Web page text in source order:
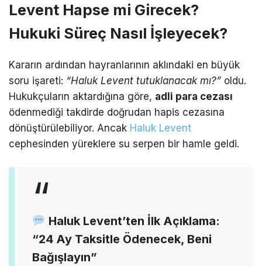
Levent Hapse mi Girecek?
Hukuki Süreç Nasıl İşleyecek?
Kararın ardından hayranlarının aklındaki en büyük
soru işareti: “Haluk Levent tutuklanacak mı?” oldu.
Hukukçuların aktardığına göre, adli para cezası
ödenmediği takdirde doğrudan hapis cezasına
dönüştürülebiliyor. Ancak Haluk Levent
cephesinden yüreklere su serpen bir hamle geldi.
Haluk Levent’ten İlk Açıklama:
“24 Ay Taksitle Ödenecek, Beni
Bağışlayın”